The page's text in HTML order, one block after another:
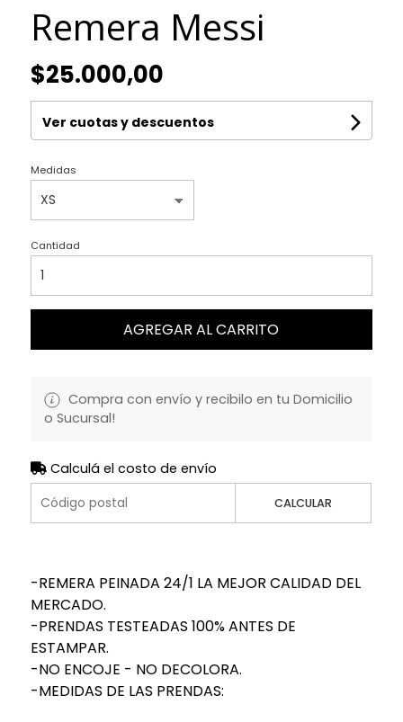
Remera Messi
$25.000,00
Ver cuotas y descuentos
Medidas
Cantidad
AGREGAR AL CARRITO
Compra con envío y recibilo en tu Domicilio
o Sucursal!
Calculá el costo de envío
CALCULAR
-REMERA PEINADA 24/1 LA MEJOR CALIDAD DEL
MERCADO.
-PRENDAS TESTEADAS 100% ANTES DE
ESTAMPAR.
-NO ENCOJE - NO DECOLORA.
-MEDIDAS DE LAS PRENDAS: